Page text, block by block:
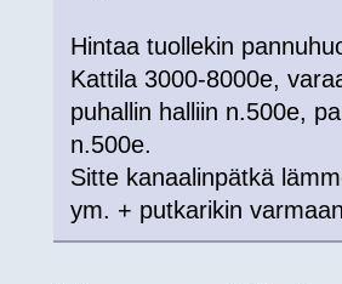
Hintaa tuollekin
Kattila 3000-8000e,
puhallin halliin n.500e,
n.500e.
Sitte kanaalinpätkä
ym. + putkarikin